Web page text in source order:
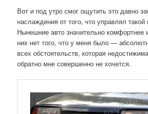
Вот и под утро смог ощутить это давно
наслаждения от того, что управлял
Нынешние авто значительно комфортнее
них нет того, что у меня было —
всех обстоятельств, которая
обратно мне совершенно не хочется.